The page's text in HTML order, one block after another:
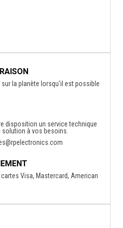
la planète lorsqu'il est possible
disposition un service technique
à vos besoins.
Visa, Mastercard, American